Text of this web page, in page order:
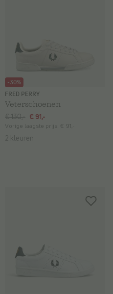
-30%
FRED PERRY
Veterschoenen
€ 130,- € 91,-
Vorige laagste prijs: € 91,-
2 kleuren